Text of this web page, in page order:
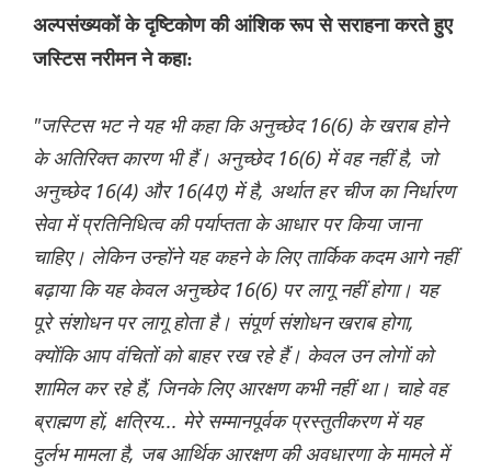
अल्पसंख्यकों के दृष्टिकोण की आंशिक रूप से सराहना करते हुए
जस्टिस नरीमन ने कहा:
"जस्टिस भट ने यह भी कहा कि अनुच्छेद 16(6) के खराब होने
के अतिरिक्त कारण भी हैं। अनुच्छेद 16(6) में वह नहीं है, जो
अनुच्छेद 16(4) और 16(4ए) में है, अर्थात हर चीज का निर्धारण
सेवा में प्रतिनिधित्व की पर्याप्तता के आधार पर किया जाना
चाहिए। लेकिन उन्होंने यह कहने के लिए तार्किक कदम आगे नहीं
बढ़ाया कि यह केवल अनुच्छेद 16(6) पर लागू नहीं होगा। यह
पूरे संशोधन पर लागू होता है। संपूर्ण संशोधन खराब होगा,
क्योंकि आप वंचितों को बाहर रख रहे हैं। केवल उन लोगों को
शामिल कर रहे हैं, जिनके लिए आरक्षण कभी नहीं था। चाहे वह
ब्राह्मण हों, क्षत्रिय... मेरे सम्मानपूर्वक प्रस्तुतीकरण में यह
दुर्लभ मामला है, जब आर्थिक आरक्षण की अवधारणा के मामले में